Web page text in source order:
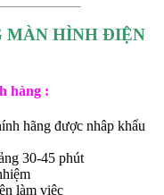
MÀN HÌNH ĐIỆN
hàng :
hãng được nhâp khẩu
30-45 phút
làm việc